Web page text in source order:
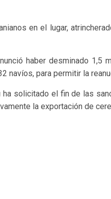
en el lugar,
haber desminado 1,5
navíos, para permitir la
ha solicitado el fin de las
la exportación de